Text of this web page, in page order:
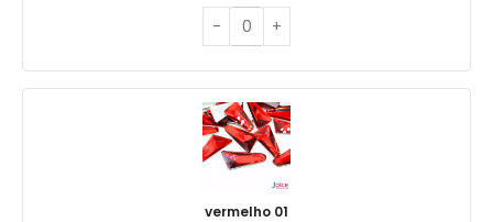
vermelho 01